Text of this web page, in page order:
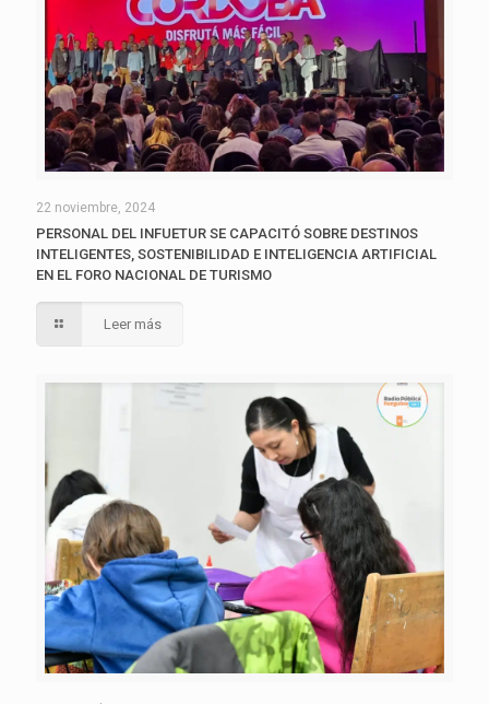
22 noviembre, 2024
PERSONAL DEL INFUETUR SE CAPACITÓ SOBRE DESTINOS
INTELIGENTES, SOSTENIBILIDAD E INTELIGENCIA ARTIFICIAL
EN EL FORO NACIONAL DE TURISMO
Leer más